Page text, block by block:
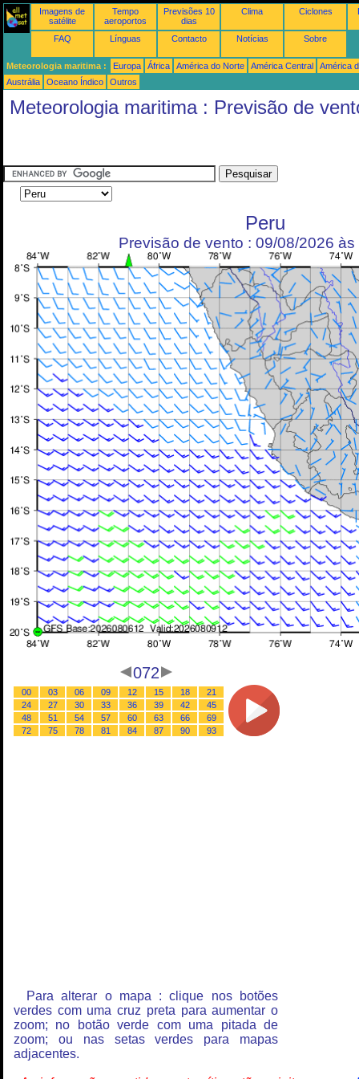
Imagens de
satélite
Tempo
aeroportos
Previsões 10
dias
Clima Ciclones
FAQ Línguas Contacto Notícias Sobre
Meteorologia maritima : Europa África América do Norte América Central
América
Austrália
Oceano Índico Outros
Meteorologia maritima : Previsão de
Peru
Previsão de vento : 09/08/2026 às
072
00 03 06 09 12 15 18
21
24
27 30 33 36 39 42
45
48
51 54 57 60 63 66
69
72
75 78 81 84 87 90 93
Para alterar o mapa : clique nos botões
verdes com uma cruz preta para aumentar o
zoom; no botão verde com uma pitada de
zoom; ou nas setas verdes para mapas
adjacentes.